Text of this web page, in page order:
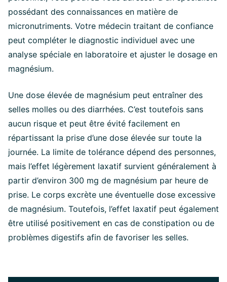
possédant des connaissances en matière de
micronutriments. Votre médecin traitant de confiance
peut compléter le diagnostic individuel avec une
analyse spéciale en laboratoire et ajuster le dosage en
magnésium.
Une dose élevée de magnésium peut entraîner des
selles molles ou des diarrhées. C’est toutefois sans
aucun risque et peut être évité facilement en
répartissant la prise d’une dose élevée sur toute la
journée. La limite de tolérance dépend des personnes,
mais l’effet légèrement laxatif survient généralement à
partir d’environ 300 mg de magnésium par heure de
prise. Le corps excrète une éventuelle dose excessive
de magnésium. Toutefois, l’effet laxatif peut également
être utilisé positivement en cas de constipation ou de
problèmes digestifs afin de favoriser les selles.